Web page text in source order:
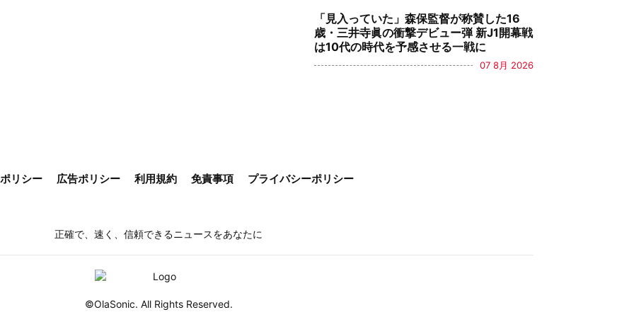
「見入っていた」森保監督が称賛した16
歳・三井寺眞の衝撃デビュー弾 新J1開幕戦
は10代の時代を予感させる一戦に
07 8月 2026
リシー 広告ポリシー 利用規約 免責事項 プライバシーポリシー
正確で、速く、信頼できるニュースをあなたに
©OlaSonic. All Rights Reserved.